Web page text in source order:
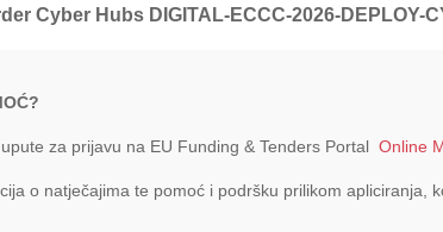
Cyber Hubs DIGITAL-ECCC-2026-DEPLOY-
za prijavu na EU Funding & Tenders PortalOnline
o natječajima te pomoć i podršku prilikom apliciranja,